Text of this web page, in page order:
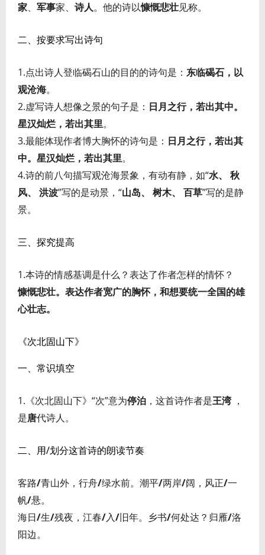
家、 军事家、 诗人。他的诗以慷慨悲壮见称。
二、按要求写出诗句
1.点出诗人登临碣石山的目的的诗句是： 东临碣石，以
观沧海。
2.虚写诗人想像之景的句子是： 日月之行，若出其中。
星汉灿烂，若出其里。
3.最能体现作者博大胸怀的诗句是： 日月之行，若出其
中。星汉灿烂，若出其里。
4.诗的前八句描写观沧海景象，有动有静，如“水、 秋
风、 洪波”写的是动景，“山岛、 树木、 百草”写的是静
景。
三、探究提高
1.本诗的情感基调是什么？表达了作者怎样的情怀？
慷慨悲壮。表达作者宽广的胸怀，和想要统一全国的雄
心壮志。
《次北固山下》
一、常识填空
1.《次北固山下》“次”意为停泊 ，这首诗作者是王湾，
是唐代诗人。
二、用/划分这首诗的朗读节奏
客路/青山外，行舟/绿水前。潮平/两岸/阔，风正/一
帆/悬。
海日/生/残夜，江春/入/旧年。乡书/何处达？归雁/洛
阳边。